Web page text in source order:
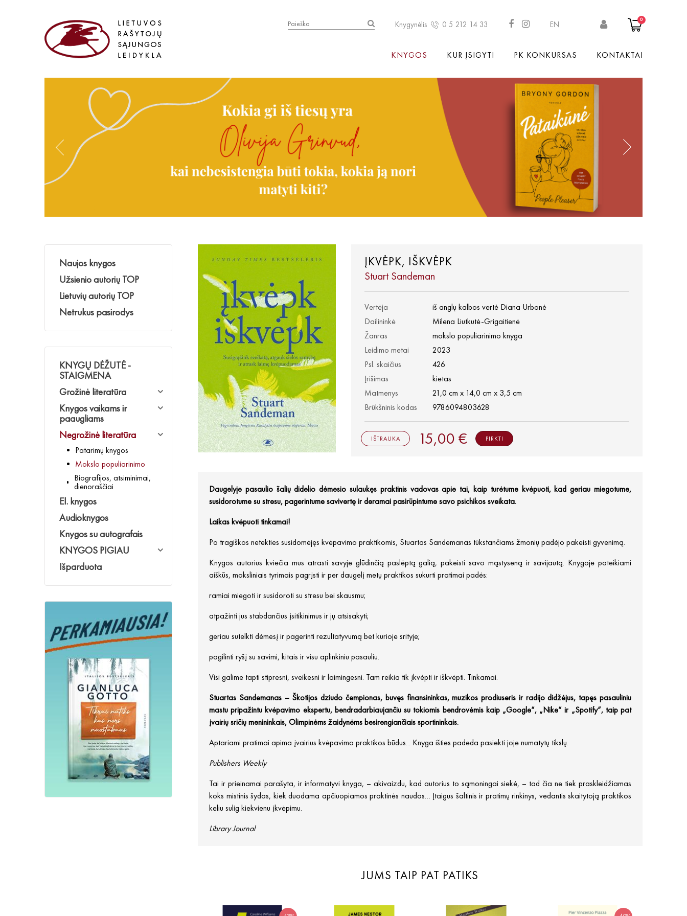
Knygynėlis 0 5 212 14 33 EN
0
KNYGOS KUR ĮSIGYTI PK KONKURSAS KONTAKTAI
Naujos knygos
Užsienio autorių TOP
Lietuvių autorių TOP
Netrukus pasirodys
KNYGŲ DĖŽUTĖ -
STAIGMENA
Grožinė literatūra
Knygos vaikams ir
paaugliams
Negrožinė literatūra
Patarimų knygos
Mokslo populiarinimo
Biografijos, atsiminimai,
dienoraščiai
El. knygos
Audioknygos
Knygos su autografais
KNYGOS PIGIAU
Išparduota
ĮKVĖPK, IŠKVĖPK
Stuart Sandeman
Vertėja
iš anglų kalbos vertė Diana Urbonė
Dailininkė
Milena Liutkutė-Grigaitienė
Žanras
mokslo populiarinimo knyga
Leidimo metai
2023
Psl. skaičius
426
Įrišimas
kietas
Matmenys
21,0 cm x 14,0 cm x 3,5 cm
Brūkšninis kodas
9786094803628
IŠTRAUKA 15,00 € PIRKTI
Daugelyje pasaulio šalių didelio dėmesio sulaukęs praktinis vadovas apie tai, kaip turėtume kvėpuoti, kad geriau miegotume,
susidorotume su stresu, pagerintume savivertę ir deramai pasirūpintume savo psichikos sveikata.
Laikas kvėpuoti tinkamai!
Po tragiškos netekties susidomėjęs kvėpavimo praktikomis, Stuartas Sandemanas tūkstančiams žmonių padėjo pakeisti gyvenimą.
Knygos autorius kviečia mus atrasti savyje glūdinčią paslėptą galią, pakeisti savo mąstyseną ir savijautą. Knygoje pateikiami
aiškūs, moksliniais tyrimais pagrįsti ir per daugelį metų praktikos sukurti pratimai padės:
ramiai miegoti ir susidoroti su stresu bei skausmu;
atpažinti jus stabdančius įsitikinimus ir jų atsisakyti;
geriau sutelkti dėmesį ir pagerinti rezultatyvumą bet kurioje srityje;
pagilinti ryšį su savimi, kitais ir visu aplinkiniu pasauliu.
Visi galime tapti stipresni, sveikesni ir laimingesni. Tam reikia tik įkvėpti ir iškvėpti. Tinkamai.
Stuartas Sandemanas – Škotijos dziudo čempionas, buvęs finansininkas, muzikos prodiuseris ir radijo didžėjus, tapęs pasauliniu
mastu pripažintu kvėpavimo ekspertu, bendradarbiaujančiu su tokiomis bendrovėmis kaip „Google“, „Nike“ ir „Spotify“, taip pat
įvairių sričių menininkais, Olimpinėms žaidynėms besirengiančiais sportininkais.
Aptariami pratimai apima įvairius kvėpavimo praktikos būdus... Knyga išties padeda pasiekti joje numatytų tikslų.
Publishers Weekly
Tai ir prieinamai parašyta, ir informatyvi knyga, – akivaizdu, kad autorius to sąmoningai siekė, – tad čia ne tiek praskleidžiamas
koks mistinis šydas, kiek duodama apčiuopiamos praktinės naudos… Įtaigus šaltinis ir pratimų rinkinys, vedantis skaitytoją praktikos
keliu sulig kiekvienu įkvėpimu.
Library Journal
JUMS TAIP PAT PATIKS